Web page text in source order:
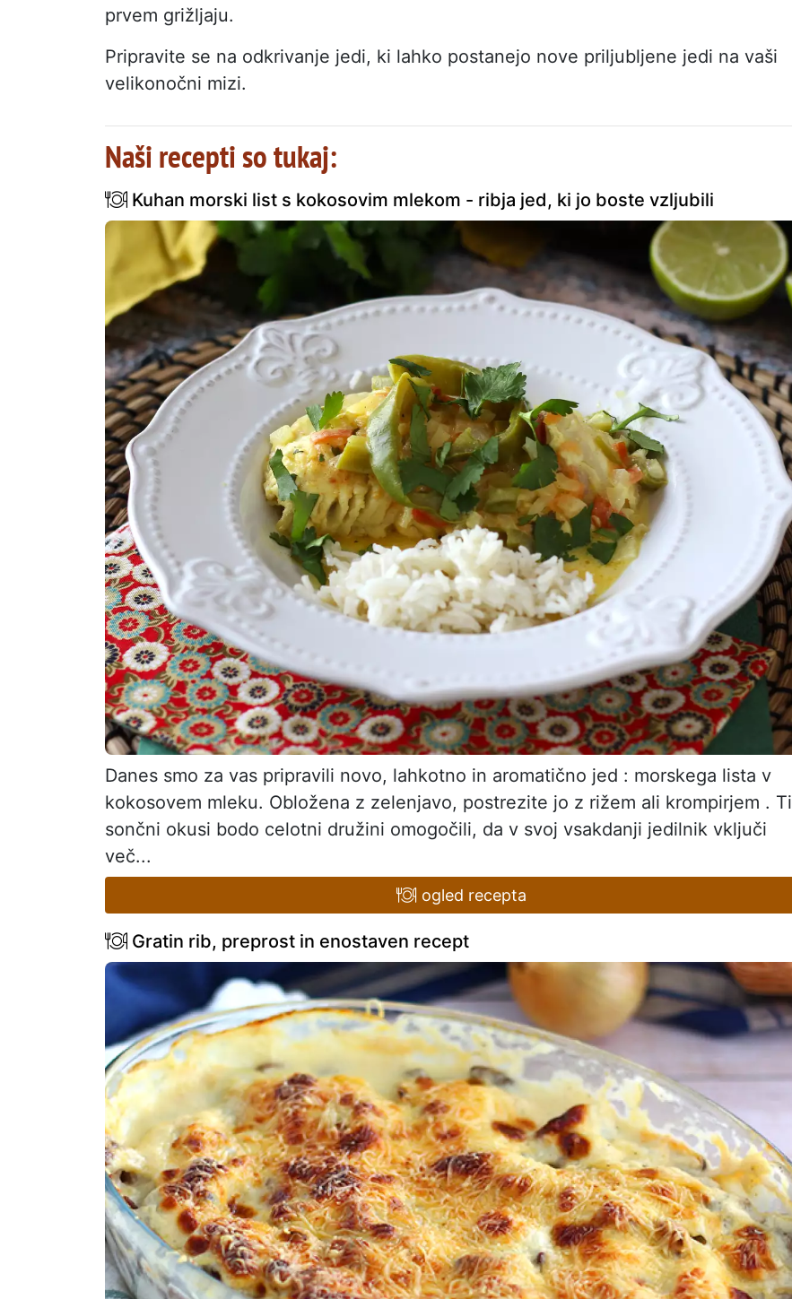
prvem grižljaju.
Pripravite se na odkrivanje jedi, ki lahko postanejo nove priljubljene jedi na vaši
velikonočni mizi.
Naši recepti so tukaj:
Kuhan morski list s kokosovim mlekom - ribja jed, ki jo boste vzljubili
Danes smo za vas pripravili novo, lahkotno in aromatično jed : morskega lista v
kokosovem mleku. Obložena z zelenjavo, postrezite jo z rižem ali krompirjem . Ti
sončni okusi bodo celotni družini omogočili, da v svoj vsakdanji jedilnik vključi
več...
ogled recepta
Gratin rib, preprost in enostaven recept